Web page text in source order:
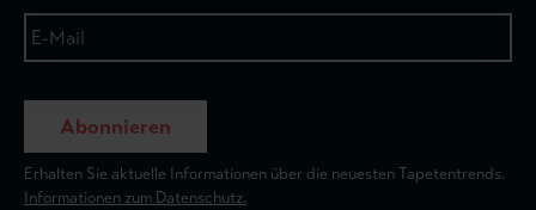
Abonnieren
Erhalten Sie aktuelle Informationen über die neuesten Tapetentrends.
Informationen zum Datenschutz.